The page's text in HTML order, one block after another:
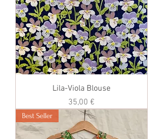
Lila-Viola Blouse
価格
35,00 €
Best Seller